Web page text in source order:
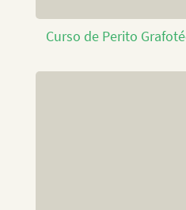
Curso de Perito